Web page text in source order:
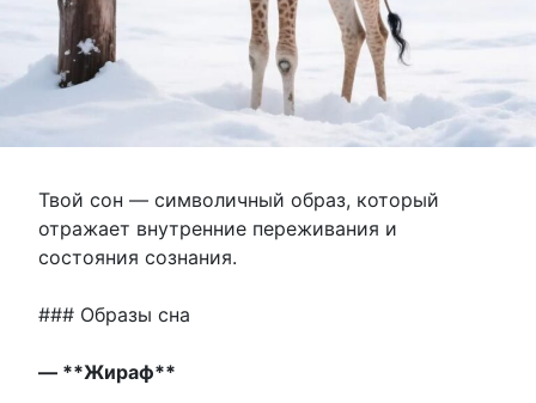
Твой сон — символичный образ, который
отражает внутренние переживания и
состояния сознания.
### Образы сна
— **Жираф**